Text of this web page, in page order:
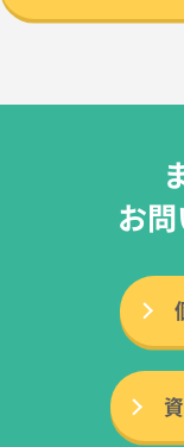
お